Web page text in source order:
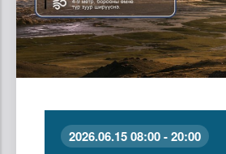
2026.06.15 08:00 - 20:00